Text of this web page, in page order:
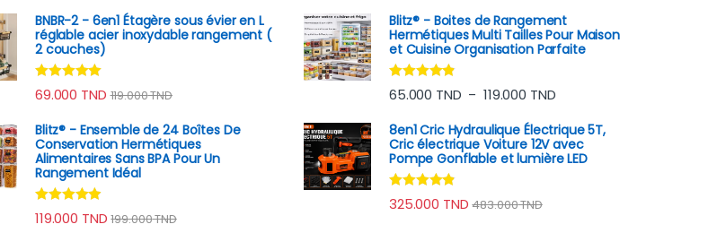
BNBR-2 - 6en1 Étagère sous évier en L
réglable acier inoxydable rangement (
2 couches)
Note4.79
sur 5
69.000 TND 119.000TND
Blitz® - Ensemble de 24 Boîtes De
Conservation Hermétiques
Alimentaires Sans BPA Pour Un
Rangement Idéal
Note4.74
sur 5
119.000 TND 199.000TND
Blitz® - Boites de Rangement
Hermétiques Multi Tailles Pour Maison
et Cuisine Organisation Parfaite
Note4.65
sur 5
65.000 TND – 119.000 TNDPlage de prix : 65.000 TND
8en1 Cric Hydraulique Électrique 5T,
Cric électrique Voiture 12V avec
Pompe Gonflable et lumière LED
Note4.70
sur 5
325.000 TND 483.000TND